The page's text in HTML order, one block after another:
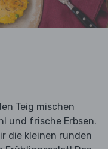
Teig mischen
und frische Erbsen.
die kleinen runden